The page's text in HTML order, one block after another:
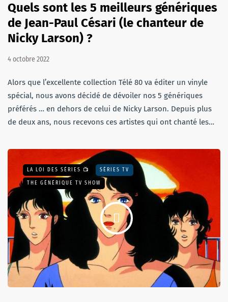
Quels sont les 5 meilleurs génériques
de Jean-Paul Césari (le chanteur de
Nicky Larson) ?
4 octobre 2022
Alors que l’excellente collection Télé 80 va éditer un vinyle
spécial, nous avons décidé de dévoiler nos 5 génériques
préférés … en dehors de celui de Nicky Larson. Depuis plus
de deux ans, nous recevons ces artistes qui ont chanté les…
LA LOI DES SÉRIES 📺 SÉRIES TV
THE GÉNÉRIQUE TV SHOW